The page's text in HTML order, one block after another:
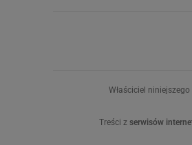
Właściciel
Treści z serwisów